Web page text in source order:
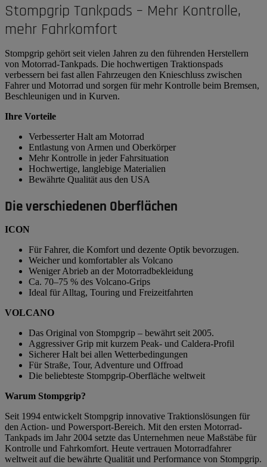
Stompgrip Tankpads – Mehr Kontrolle,
mehr Fahrkomfort
Stompgrip gehört seit vielen Jahren zu den führenden Herstellern
von Motorrad-Tankpads. Die hochwertigen Traktionspads
verbessern bei fast allen Fahrzeugen den Knieschluss zwischen
Fahrer und Motorrad und sorgen für mehr Kontrolle beim Bremsen,
Beschleunigen und in Kurven.
Ihre Vorteile
Verbesserter Halt am Motorrad
Entlastung von Armen und Oberkörper
Mehr Kontrolle in jeder Fahrsituation
Hochwertige, langlebige Materialien
Bewährte Qualität aus den USA
Die verschiedenen Oberflächen
ICON
Für Fahrer, die Komfort und dezente Optik bevorzugen.
Weicher und komfortabler als Volcano
Weniger Abrieb an der Motorradbekleidung
Ca. 70–75 % des Volcano-Grips
Ideal für Alltag, Touring und Freizeitfahrten
VOLCANO
Das Original von Stompgrip – bewährt seit 2005.
Aggressiver Grip mit kurzem Peak- und Caldera-Profil
Sicherer Halt bei allen Wetterbedingungen
Für Straße, Tour, Adventure und Offroad
Die beliebteste Stompgrip-Oberfläche weltweit
Warum Stompgrip?
Seit 1994 entwickelt Stompgrip innovative Traktionslösungen für
den Action- und Powersport-Bereich. Mit den ersten Motorrad-
Tankpads im Jahr 2004 setzte das Unternehmen neue Maßstäbe für
Kontrolle und Fahrkomfort. Heute vertrauen Motorradfahrer
weltweit auf die bewährte Qualität und Performance von Stompgrip.